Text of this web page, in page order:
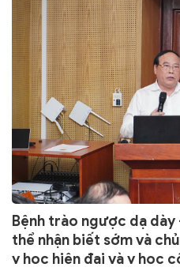
Bệnh trào ngược dạ dày
thể nhận biết sớm và
y học hiện đại và y học